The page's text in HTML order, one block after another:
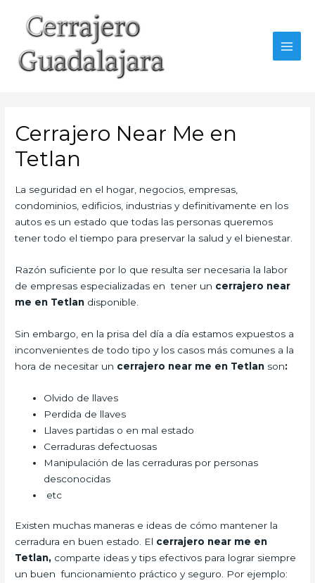
contenido
Cerrajero Near Me en
Tetlan
La seguridad en el hogar, negocios, empresas,
condominios, edificios, industrias y definitivamente en los
autos es un estado que todas las personas queremos
tener todo el tiempo para preservar la salud y el bienestar.
Razón suficiente por lo que resulta ser necesaria la labor
de empresas especializadas en tener un cerrajero near
me en Tetlan disponible.
Sin embargo, en la prisa del día a día estamos expuestos a
inconvenientes de todo tipo y los casos más comunes a la
hora de necesitar un cerrajero near me en Tetlan son:
Olvido de llaves
Perdida de llaves
Llaves partidas o en mal estado
Cerraduras defectuosas
Manipulación de las cerraduras por personas
desconocidas
etc
Existen muchas maneras e ideas de cómo mantener la
cerradura en buen estado. El cerrajero near me en
Tetlan, comparte ideas y tips efectivos para lograr siempre
un buen funcionamiento práctico y seguro. Por ejemplo: